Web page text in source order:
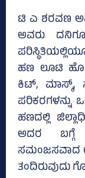
ಟಿ ಎ ಶರವಣ
ಅವರು
ಹಣ ಲೂಟಿ
ಕಿಟ್‌, ಮಾಸ್ಕ್‌,
ಹಣದಲ್ಲಿ
ಅದರ ಬಗ್ಗೆ
ಸಮಂಜಸವಾದ
ತಂದಿರುವುದು